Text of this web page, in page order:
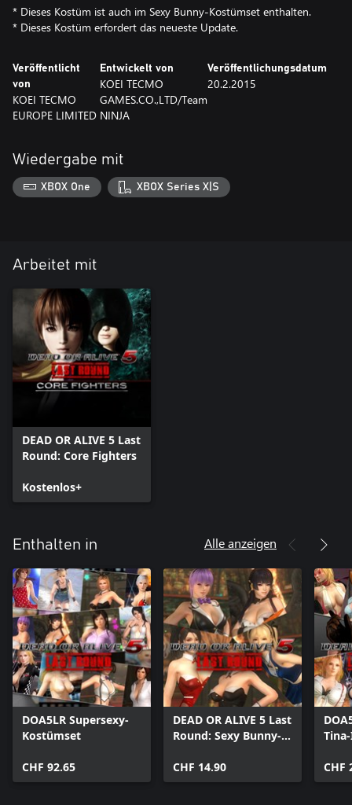
* Dieses Kostüm ist auch im Sexy Bunny-Kostümset enthalten.
* Dieses Kostüm erfordert das neueste Update.
Veröffentlicht
von
KOEI TECMO
EUROPE LIMITED
Entwickelt von
KOEI TECMO
GAMES.CO.,LTD/Team
NINJA
Veröffentlichungsdatum
20.2.2015
Wiedergabe mit
XBOX One XBOX Series X|S
Arbeitet mit
DEAD OR ALIVE 5 Last
Round: Core Fighters
Kostenlos+
Enthalten in Alle anzeigen
DOA5LR Supersexy-
Kostümset
CHF 92.65
DEAD OR ALIVE 5 Last
Round: Sexy Bunny-
CHF 14.90
CHF